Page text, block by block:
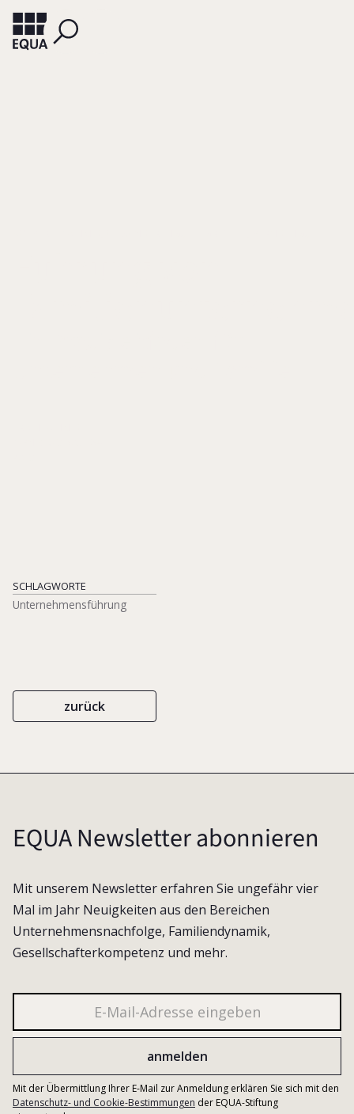
SCHLAGWORTE
Unternehmensführung
zurück
EQUA Newsletter abonnieren
Mit unserem Newsletter erfahren Sie ungefähr vier
Mal im Jahr Neuigkeiten aus den Bereichen
Unternehmensnachfolge, Familiendynamik,
Gesellschafterkompetenz und mehr.
Mit der Übermittlung Ihrer E-Mail zur Anmeldung erklären Sie sich mit den
Datenschutz- und Cookie-Bestimmungen der EQUA-Stiftung